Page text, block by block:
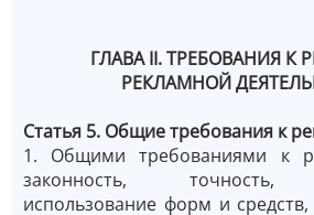
ГЛАВА II. ТРЕБОВАНИЯ К
РЕКЛАМНОЙ
Статья 5. Общие требования к
1. Общими требованиями к
законность, точность,
использование форм и